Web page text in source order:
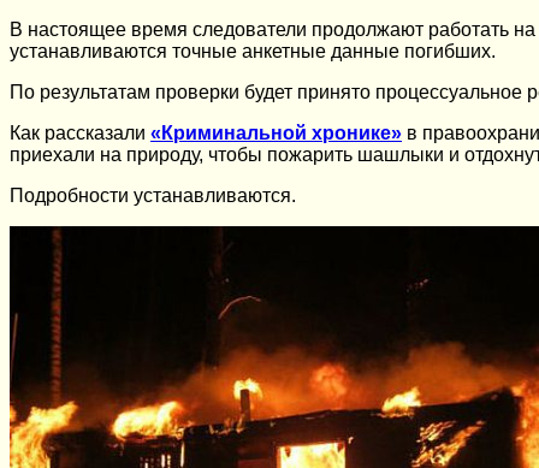
В настоящее время следователи продолжают работать
устанавливаются точные анкетные данные погибших.
По результатам проверки будет принято процессуальное
Как рассказали «Криминальной хронике» в
приехали на природу, чтобы пожарить шашлыки и
Подробности устанавливаются.